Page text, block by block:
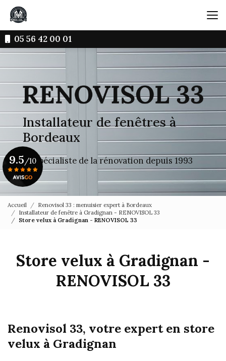
Aller
contenu
principal05 56 42 00 01
Installateur de fenêtres à
Bordeaux
Le spécialiste de la rénovation depuis 1993
9.5 /10
Accueil
Renovisol 33 : menuisier expert à Bordeaux
Installateur de fenêtre à Gradignan - RENOVISOL 33
Store velux à Gradignan - RENOVISOL 33
Store velux à Gradignan -
RENOVISOL 33
Renovisol 33, votre expert en store
velux à Gradignan